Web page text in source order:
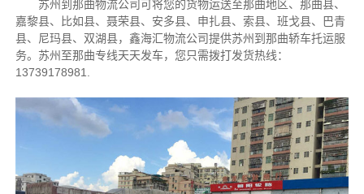
苏州到那曲物流公司可将您的货物运送至那曲地区、那曲县、
嘉黎县、比如县、聂荣县、安多县、申扎县、索县、班戈县、巴青
县、尼玛县、双湖县，鑫海汇物流公司提供苏州到那曲轿车托运服
务。苏州至那曲专线天天发车，您只需拨打发货热线：
13739178981.